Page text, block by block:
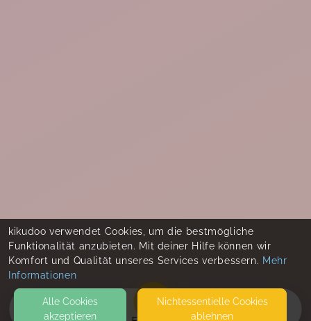
kikudoo verwendet Cookies, um die bestmögliche
Funktionalität anzubieten. Mit deiner Hilfe können wir
Komfort und Qualität unseres Services verbessern. Mehr
Informationen
Alle Cookies
akzeptieren
Nicht­essentielle Cookies
ablehnen